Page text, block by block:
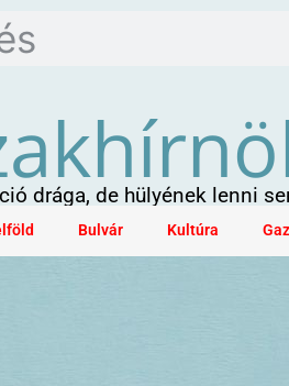
drága, de hülyének lenni
Bulvár Kultúra